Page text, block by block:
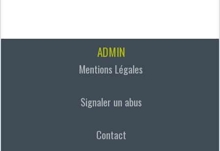
ADMIN
Mentions Légales
Signaler un abus
Contact